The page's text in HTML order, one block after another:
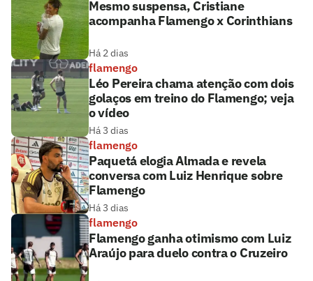
Mesmo suspensa, Cristiane
acompanha Flamengo x Corinthians
Há 2 dias
flamengo
Léo Pereira chama atenção com dois
golaços em treino do Flamengo; veja
o vídeo
Há 3 dias
flamengo
Paquetá elogia Almada e revela
conversa com Luiz Henrique sobre
Flamengo
Há 3 dias
flamengo
Flamengo ganha otimismo com Luiz
Araújo para duelo contra o Cruzeiro